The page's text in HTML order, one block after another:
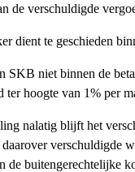
de verschuldigde
dient te geschieden
SKB niet binnen de
hoogte van 1% per
nalatig blijft het
verschuldigde
de buitengerechtelijke